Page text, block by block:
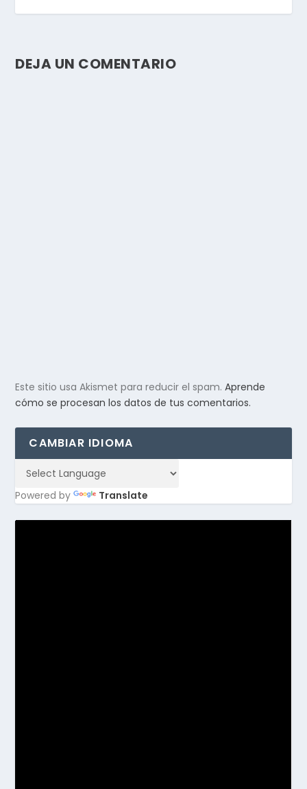
DEJA UN COMENTARIO
Este sitio usa Akismet para reducir el spam.Aprende
cómo se procesan los datos de tus comentarios.
CAMBIAR IDIOMA
Powered by Translate